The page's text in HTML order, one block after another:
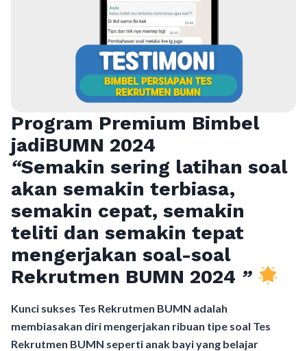
Program Premium Bimbel
jadiBUMN 2024
“Semakin sering latihan soal
akan semakin terbiasa,
semakin cepat, semakin
teliti dan semakin tepat
mengerjakan soal-soal
Rekrutmen BUMN 2024 ”
Kunci sukses Tes Rekrutmen BUMN adalah
membiasakan diri mengerjakan ribuan tipe soal Tes
Rekrutmen BUMN seperti anak bayi yang belajar